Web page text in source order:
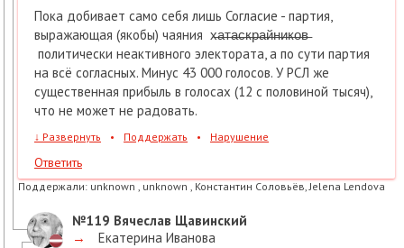
Пока добивает само себя лишь Согласие - партия,
выражающая (якобы) чаяния х̶а̶т̶а̶с̶к̶р̶а̶й̶н̶и̶к̶о̶в̶
политически неактивного электората, а по сути партия
на всё согласных. Минус 43 000 голосов. У РСЛ же
существенная прибыль в голосах (12 с половиной тысяч),
что не может не радовать.
↓ Развернуть • Поддержать • Нарушение
Ответить
Поддержали: unknown , unknown , Константин Соловьёв, Jelena Lendova
№119 Вячеслав Щавинский
→
Екатерина Иванова